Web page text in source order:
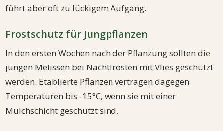
führt aber oft zu lückigem Aufgang.
Frostschutz für Jungpflanzen
In den ersten Wochen nach der Pflanzung sollten die
jungen Melissen bei Nachtfrösten mit Vlies geschützt
werden. Etablierte Pflanzen vertragen dagegen
Temperaturen bis -15°C, wenn sie mit einer
Mulchschicht geschützt sind.